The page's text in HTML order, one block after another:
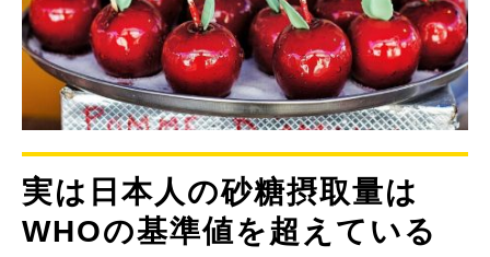
実は日本人の砂糖摂取量は
WHOの基準値を超えている